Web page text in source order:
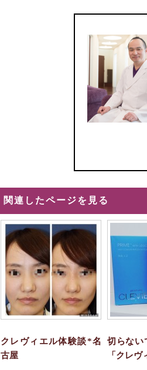
関連したページを見る
クレヴィエル体験談*名
古屋
切らない
「クレヴ